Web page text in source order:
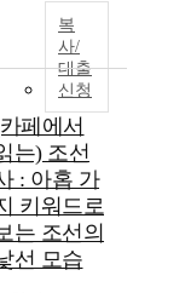
복
사/
대출
신청
페에서
는) 조선
: 아홉 가
키워드로
는 조선의
선 모습